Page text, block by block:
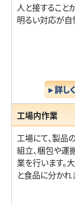
人と接すること
明るい対応が自
▸ 詳し
工場内作業
工場にて、製品
組立、梱包や運
業を行います。
と食品に分かれ